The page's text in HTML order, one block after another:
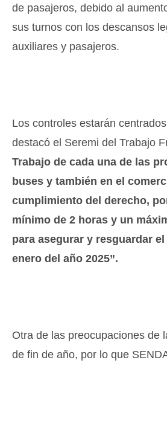
de pasajeros, debido al
sus turnos con los descansos
auxiliares y pasajeros.
Los controles estarán
destacó el Seremi del Trabajo
Trabajo de cada una de las
buses y también en el
cumplimiento del derecho,
mínimo de 2 horas y un
para asegurar y resguardar
enero del año 2025”.
Otra de las preocupaciones de
de fin de año, por lo que